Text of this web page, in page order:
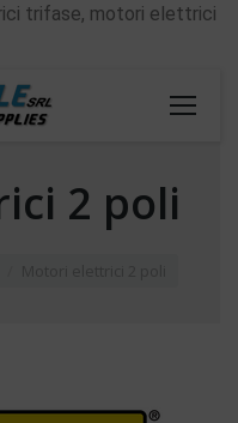
trifase, motori elettrici
2 poli